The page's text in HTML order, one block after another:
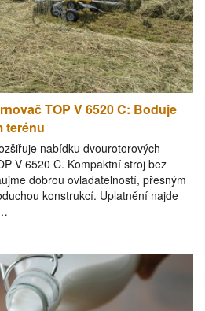
TOP V 6520 C: Boduje
terénu
nabídku dvourotorových
V 6520 C. Kompaktní stroj bez
dobrou ovladatelností, přesným
konstrukcí. Uplatnění najde